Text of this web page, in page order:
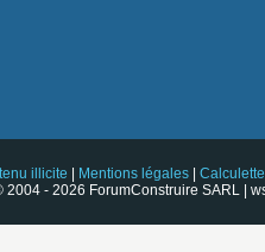
illicite Mentions légales
2004 - 2026 ForumConstruire SARL |